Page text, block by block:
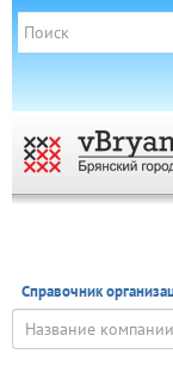
Справочник